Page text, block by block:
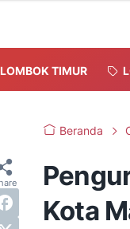
LOMBOK TIMUR
Beranda
Kota